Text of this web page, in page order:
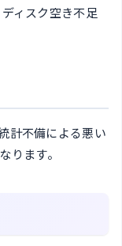
ィスク空き不足
計不備による悪い
ります。